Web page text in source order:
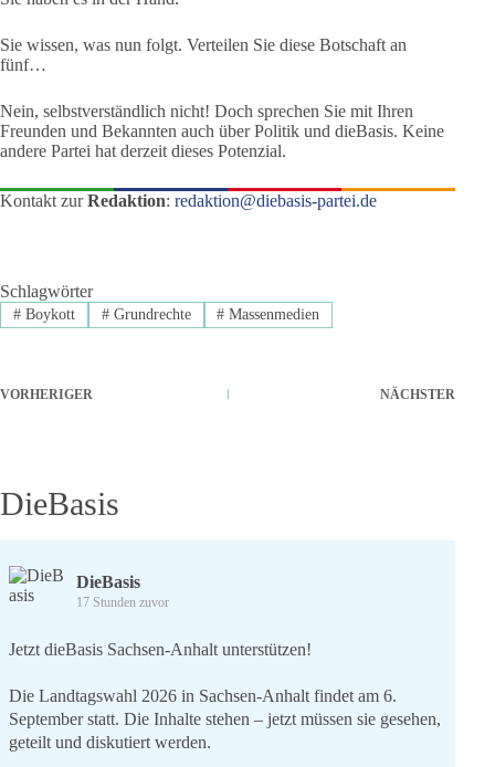
Sie wissen, was nun folgt. Verteilen Sie diese Botschaft an
fünf…
Nein, selbstverständlich nicht! Doch sprechen Sie mit Ihren
Freunden und Bekannten auch über Politik und dieBasis. Keine
andere Partei hat derzeit dieses Potenzial.
Kontakt zurRedaktion: redaktion@diebasis-partei.de
Schlagwörter
#Boykott #Grundrechte # Massenmedien
VORHERIGER NÄCHSTER
DieBasis
DieBasis
17 Stunden zuvor
Jetzt dieBasis Sachsen-Anhalt unterstützen!
Die Landtagswahl 2026 in Sachsen-Anhalt findet am 6.
September statt. Die Inhalte stehen – jetzt müssen sie gesehen,
geteilt und diskutiert werden.